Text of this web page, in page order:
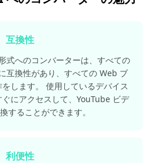
互換性
式へのコンバーターは、すべての
互換性があり、すべての Web ブ
します。 使用しているデバイス
にアクセスして、YouTube ビデ
することができます。
利便性